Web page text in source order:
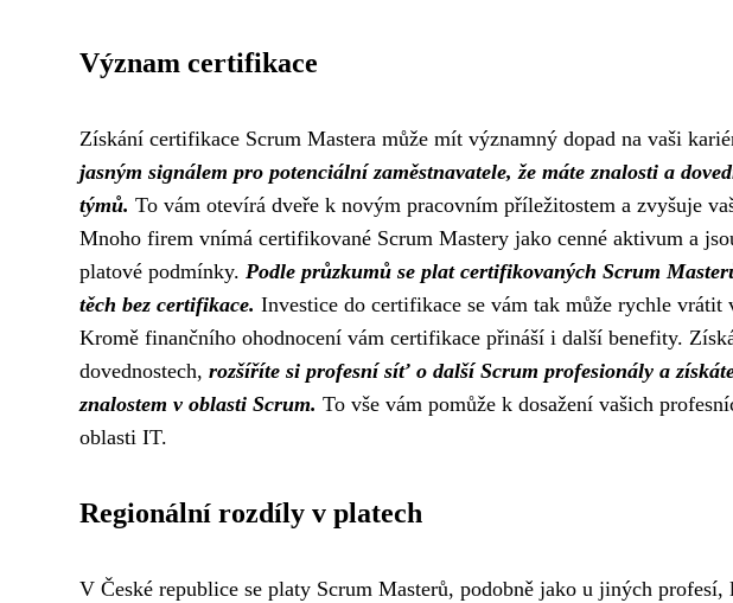
Význam certifikace
Získání certifikace Scrum Mastera může mít významný dopad na vaši
jasným signálem pro potenciální zaměstnavatele, že máte znalosti a
týmů. To vám otevírá dveře k novým pracovním příležitostem a zvyšuje
Mnoho firem vnímá certifikované Scrum Mastery jako cenné aktivum a
platové podmínky. Podle průzkumů se plat certifikovaných Scrum
těch bez certifikace. Investice do certifikace se vám tak může rychle
Kromě finančního ohodnocení vám certifikace přináší i další benefity.
dovednostech, rozšíříte si profesní síť o další Scrum profesionály a
znalostem v oblasti Scrum. To vše vám pomůže k dosažení vašich
oblasti IT.
Regionální rozdíly v platech
V České republice se platy Scrum Masterů, podobně jako u jiných